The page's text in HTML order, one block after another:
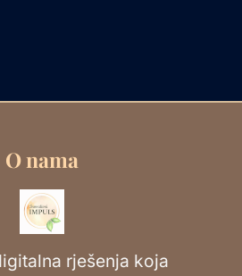
O nama
rješenja koja